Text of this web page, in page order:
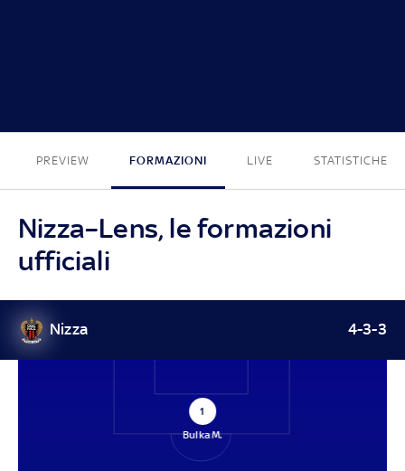
PREVIEW FORMAZIONI LIVE STATISTICHE
Nizza–Lens, le formazioni
ufficiali
Nizza 4-3-3
1
Bulka M.